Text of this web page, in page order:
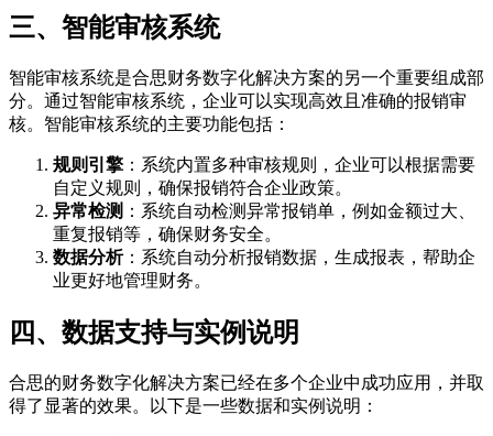
三、智能审核系统
智能审核系统是合思财务数字化解决方案的另一个重要组成部
分。通过智能审核系统，企业可以实现高效且准确的报销审
核。智能审核系统的主要功能包括：
规则引擎 ：系统内置多种审核规则，企业可以根据需要
自定义规则，确保报销符合企业政策。
异常检测 ：系统自动检测异常报销单，例如金额过大、
重复报销等，确保财务安全。
数据分析：系统自动分析报销数据，生成报表，帮助企
业更好地管理财务。
四、数据支持与实例说明
合思的财务数字化解决方案已经在多个企业中成功应用，并取
得了显著的效果。以下是一些数据和实例说明：